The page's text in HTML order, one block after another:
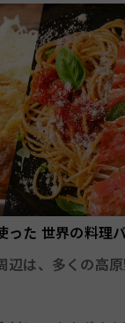
った 世界の料理
辺は、多くの高